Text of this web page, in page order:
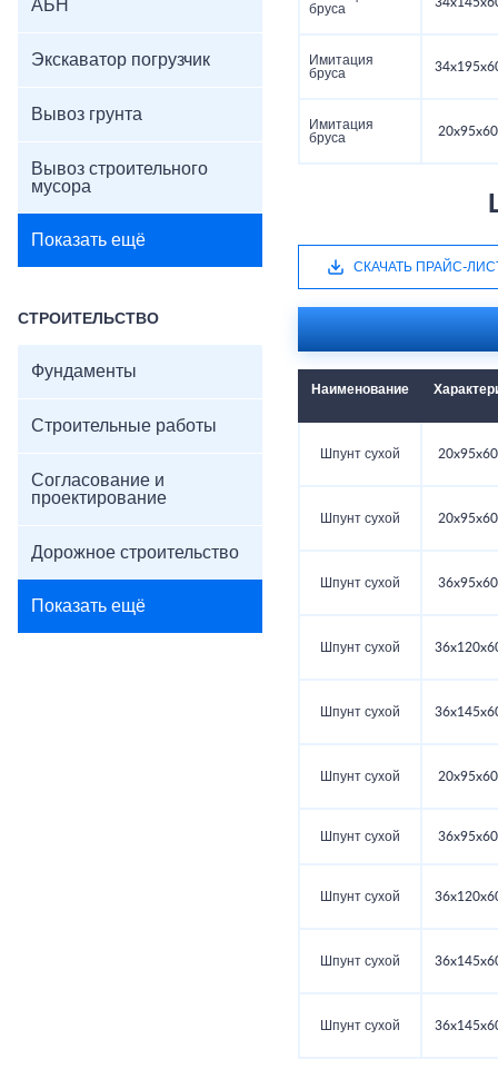
АБН
Экскаватор погрузчик
Вывоз грунта
Вывоз строительного
мусора
Показать ещё
СТРОИТЕЛЬСТВО
Фундаменты
Строительные работы
Согласование и
проектирование
Дорожное строительство
Показать ещё
бруса
Имитация
бруса
Имитация
бруса
СКАЧАТЬ ПРАЙС-
Наименование
Шпунт сухой
Шпунт сухой
Шпунт сухой
Шпунт сухой
Шпунт сухой
Шпунт сухой
Шпунт сухой
Шпунт сухой
Шпунт сухой
Шпунт сухой